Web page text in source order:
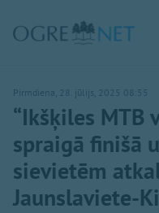
Pirmdiena, 28. jūlijs, 2025 08:55
“Ikšķiles MTB
spraigā finišā
sievietēm
Jaunslaviete-